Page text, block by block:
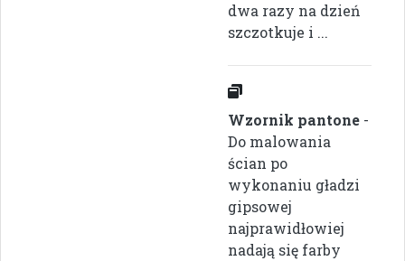
dwa razy na dzień
szczotkuje i ...
Wzornik pantone -
Do malowania
ścian po
wykonaniu gładzi
gipsowej
najprawidłowiej
nadają się farby